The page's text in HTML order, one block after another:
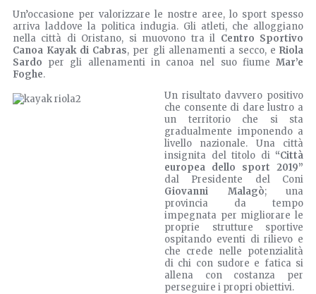
Un’occasione per valorizzare le nostre aree, lo sport spesso
arriva laddove la politica indugia. Gli atleti, che alloggiano
nella città di Oristano, si muovono tra il Centro Sportivo
Canoa Kayak di Cabras, per gli allenamenti a secco, eRiola
Sardo per gli allenamenti in canoa nel suo fiume Mar’e
Foghe.
Un risultato davvero positivo
che consente di dare lustro a
un territorio che si sta
gradualmente imponendo a
livello nazionale. Una città
insignita del titolo di “Città
europea dello sport 2019”
dal Presidente del Coni
Giovanni Malagò; una
provincia da tempo
impegnata per migliorare le
proprie strutture sportive
ospitando eventi di rilievo e
che crede nelle potenzialità
di chi con sudore e fatica si
allena con costanza per
perseguire i propri obiettivi.